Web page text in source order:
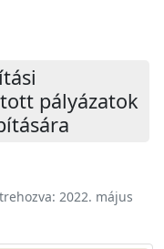
pályázatok
2022. május